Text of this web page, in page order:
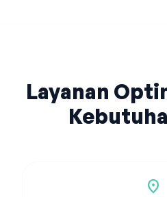
Layanan
location_on